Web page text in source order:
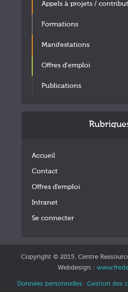
Appels à projets /
Formations
Manifestations
Offres d'emploi
Publications
Accueil
Contact
Offres d’emploi
Intranet
Se connecter
Copyright © 2015. Centre
Webdesign :
Données personnelles Gestion des